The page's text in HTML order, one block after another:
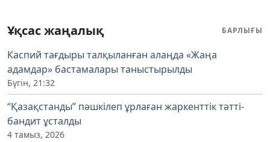
Ұқсас жаңалық БАРЛЫҒЫ
Каспий тағдыры талқыланған алаңда «Жаңа
адамдар» бастамалары таныстырылды
Бүгін, 21:32
“Қазақстанды” пәшкілеп ұрлаған жаркенттік тәтті-
бандит ұсталды
4 тамыз, 2026